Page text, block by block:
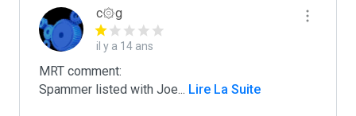
c۞g
il y a 14 ans
MRT comment:
Spammer listed with Joe... Lire La Suite